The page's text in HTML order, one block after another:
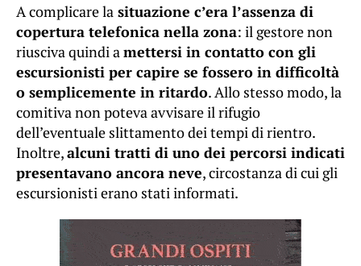
A complicare la situazione c’era l’assenza di
copertura telefonica nella zona: il gestore non
riusciva quindi a mettersi in contatto con gli
escursionisti per capire se fossero in difficoltà
o semplicemente in ritardo. Allo stesso modo, la
comitiva non poteva avvisare il rifugio
dell’eventuale slittamento dei tempi di rientro.
Inoltre,alcuni tratti di uno dei percorsi indicati
presentavano ancora neve, circostanza di cui gli
escursionisti erano stati informati.